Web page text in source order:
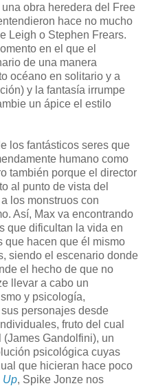
obra heredera del Free
hace no mucho
Leigh o Stephen Frears.
en el que el
de una manera
océano en solitario y a
y la fantasía irrumpe
un ápice el estilo
los fantásticos seres que
humano como
también porque el director
al punto de vista del
los monstruos con
Así, Max va encontrando
que dificultan la vida en
que hacen que él mismo
siendo el escenario donde
el hecho de que no
llevar a cabo un
y psicología,
personajes desde
fruto del cual
Gandolfini), un
psicológica cuyas
que hicieran hace poco
Up, Spike Jonze nos